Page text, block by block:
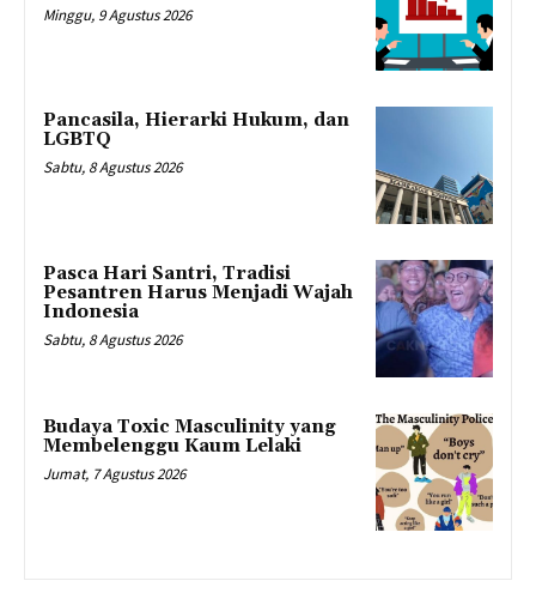
Minggu, 9 Agustus 2026
Pancasila, Hierarki Hukum, dan
LGBTQ
Sabtu, 8 Agustus 2026
Pasca Hari Santri, Tradisi
Pesantren Harus Menjadi Wajah
Indonesia
Sabtu, 8 Agustus 2026
Budaya Toxic Masculinity yang
Membelenggu Kaum Lelaki
Jumat, 7 Agustus 2026